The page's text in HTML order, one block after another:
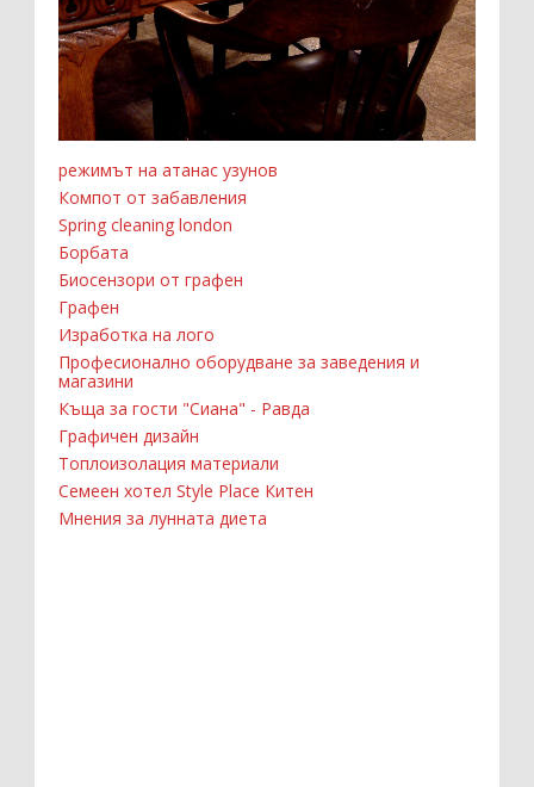
режимът на атанас узунов
Компот от забавления
Spring cleaning london
Борбата
Биосензори от графен
Графен
Изработка на лого
Професионално оборудване за заведения и
магазини
Къща за гости "Сиана" - Равда
Графичен дизайн
Топлоизолация материали
Семеен хотел Style Place Китен
Мнения за лунната диета